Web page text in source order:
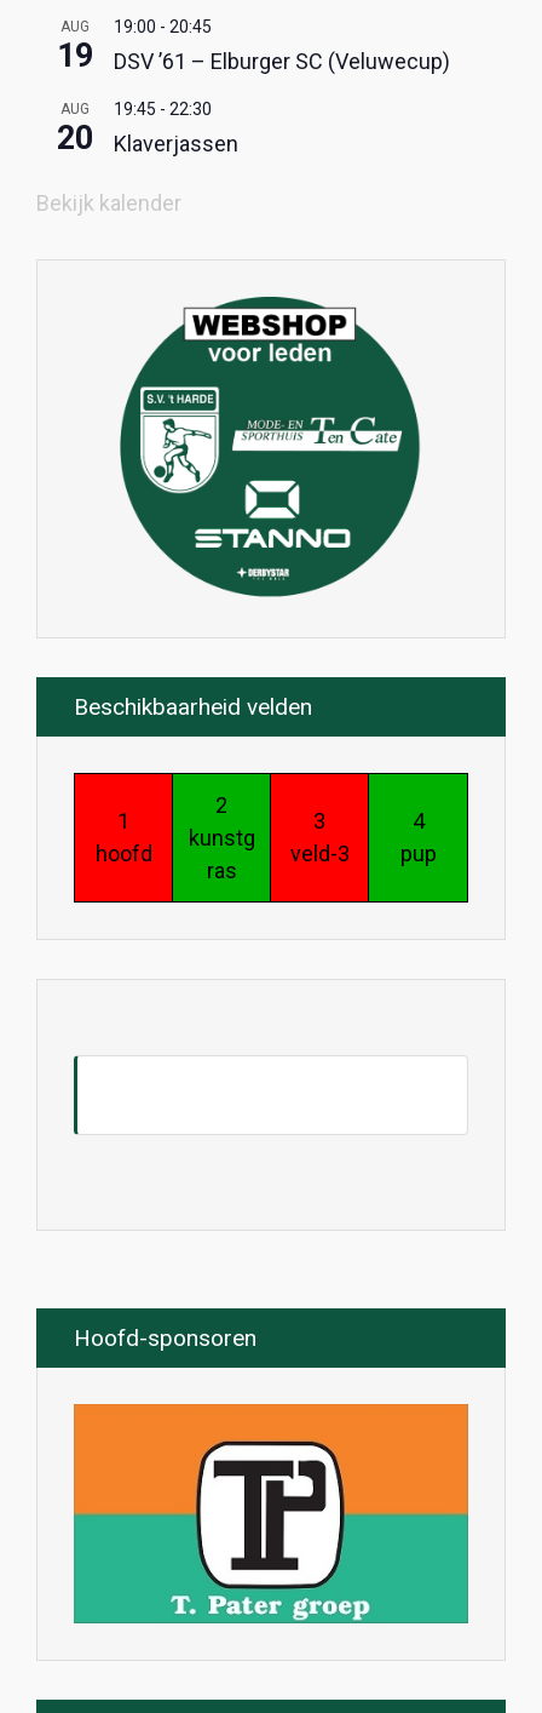
AUG
19
19:00 - 20:45
DSV ’61 – Elburger SC (Veluwecup)
AUG
20
19:45 - 22:30
Klaverjassen
Bekijk kalender
Beschikbaarheid velden
1
hoofd
2
kunstg
ras
3
veld-3
4
pup
Hoofd-sponsoren